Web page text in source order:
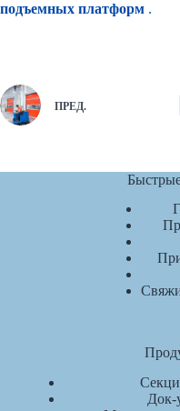
подъемных платформ .
ПРЕД.
Док-